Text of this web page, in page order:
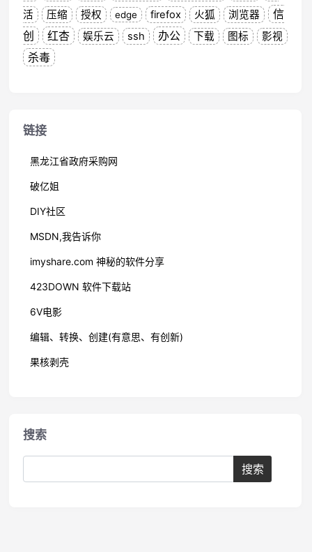
活
压缩 授权 edge firefox 火狐 浏览器
信
创
红杏 娱乐云 ssh 办公 下载 图标 影视
杀毒
链接
黑龙江省政府采购网
破亿姐
DIY社区
MSDN,我告诉你
imyshare.com 神秘的软件分享
423DOWN 软件下载站
6V电影
编辑、转换、创建(有意思、有创新)
果核剥壳
搜索